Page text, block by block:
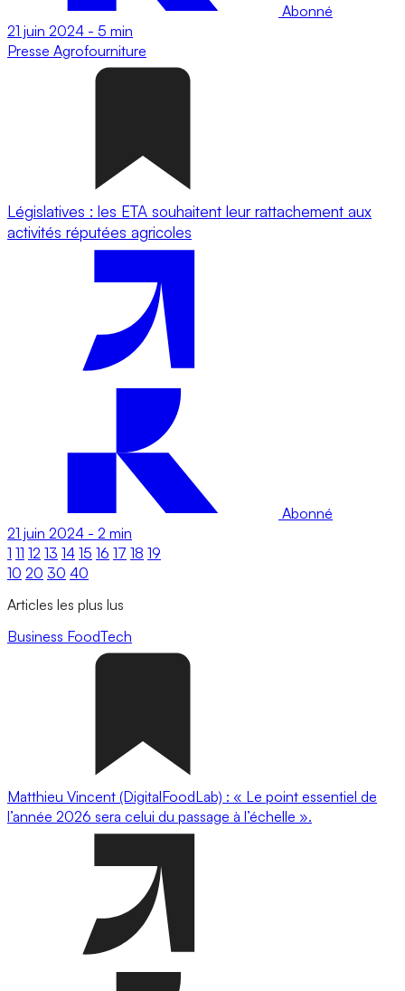
Abonné
21 juin 2024 - 5 min
Presse Agrofourniture
Législatives : les ETA souhaitent leur rattachement aux
activités réputées agricoles
Abonné
21 juin 2024 - 2 min
1 11 12 13 14 15 16 17 18 19
10 20 30 40
Articles les plus lus
Business FoodTech
Matthieu Vincent (DigitalFoodLab) : « Le point essentiel de
l’année 2026 sera celui du passage à l’échelle ».